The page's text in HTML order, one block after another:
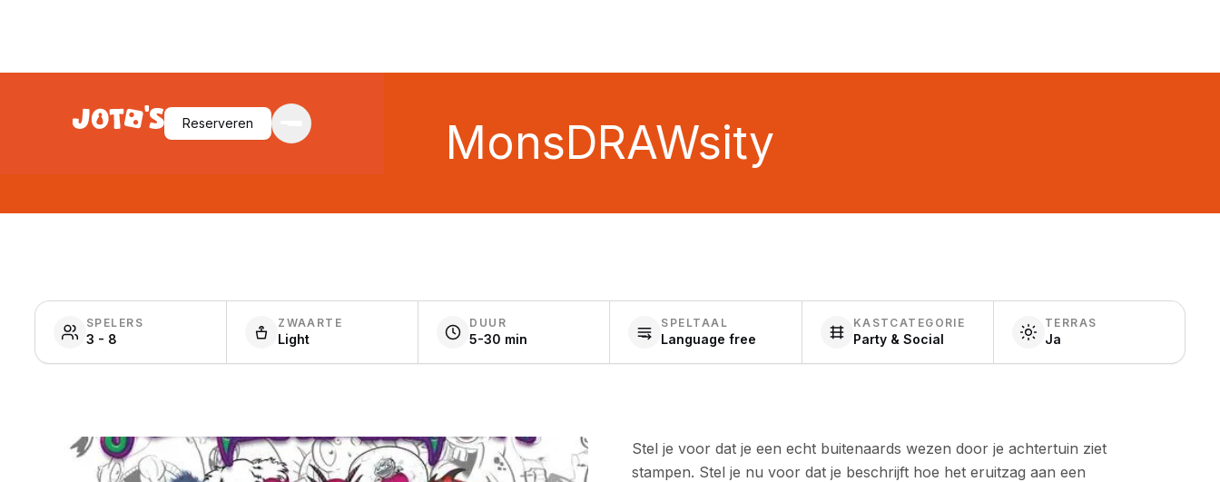
Reserveren MonsDRAWsity
SPELERS
3 - 8
ZWAARTE
Light
DUUR
5-30 min
SPELTAAL
Language free
KASTCATEGORIE
Party & Social
TERRAS
Ja
Stel je voor dat je een echt buitenaards wezen door je achtertuin ziet
stampen. Stel je nu voor dat je beschrijft hoe het eruitzag aan een